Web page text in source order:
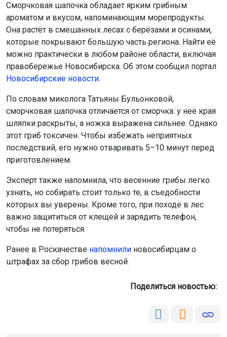
Сморчковая шапочка обладает ярким грибным
ароматом и вкусом, напоминающим морепродукты.
Она растёт в смешанных лесах с берёзами и осинами,
которые покрывают большую часть региона. Найти её
можно практически в любом районе области, включая
правобережье Новосибирска. Об этом сообщил портал
Новосибирские новости.
По словам миколога Татьяны Бульонковой,
сморчковая шапочка отличается от сморчка: у неё края
шляпки раскрыты, а ножка выражена сильнее. Однако
этот гриб токсичен. Чтобы избежать неприятных
последствий, его нужно отваривать 5–10 минут перед
приготовлением.
Эксперт также напомнила, что весенние грибы легко
узнать, но собирать стоит только те, в съедобности
которых вы уверены. Кроме того, при походе в лес
важно защититься от клещей и зарядить телефон,
чтобы не потеряться.
Ранее в Роскачестве напомнили новосибирцам о
штрафах за сбор грибов весной.
Поделиться новостью: